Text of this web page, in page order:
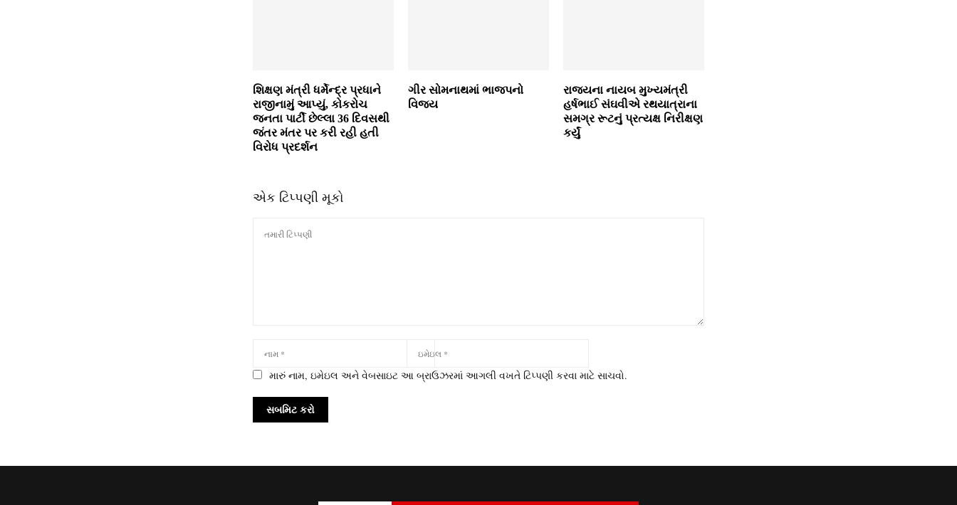
શિક્ષણ મંત્રી ધર્મેન્દ્ર પ્રધાને
રાજીનામું આપ્યું, કોકરોચ
જનતા પાર્ટી છેલ્લા 36 દિવસથી
જંતર મંતર પર કરી રહી હતી
વિરોધ પ્રદર્શન
ગીર સોમનાથમાં ભાજપનો
વિજય
રાજ્યના નાયબ મુખ્યમંત્રી
હર્ષભાઈ સંઘવીએ રથયાત્રાના
સમગ્ર રૂટનું પ્રત્યક્ષ નિરીક્ષણ
કર્યું
એક ટિપ્પણી મૂકો
મારું નામ, ઇમેઇલ અને વેબસાઇટ આ બ્રાઉઝરમાં આગલી વખતે ટિપ્પણી કરવા માટે સાચવો.